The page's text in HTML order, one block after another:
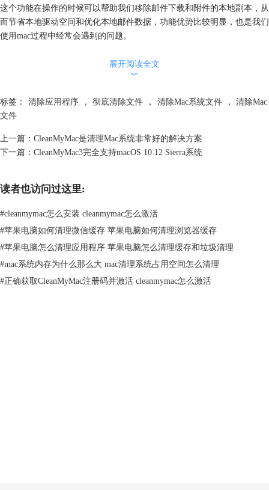
这个功能在操作的时候可以帮助我们移除邮件下载和附件的本地副本，从
而节省本地驱动空间和优化本地邮件数据，功能优势比较明显，也是我们
使用mac过程中经常会遇到的问题。
图2：分析本地邮件
展开阅读全文
︾
标签： 清除应用程序 ， 彻底清除文件 ， 清除Mac系统文件 ，
清除Mac
文件
上一篇： CleanMyMac是清理Mac系统非常好的解决方案
下一篇： CleanMyMac3完全支持macOS 10.12 Sierra系统
读者也访问过这里:
#cleanmymac怎么安装 cleanmymac怎么激活
#苹果电脑如何清理微信缓存 苹果电脑如何清理浏览器缓存
#苹果电脑怎么清理应用程序 苹果电脑怎么清理缓存和垃圾清理
#mac系统内存为什么那么大 mac清理系统占用空间怎么清理
#正确获取CleanMyMac注册码并激活 cleanmymac怎么激活